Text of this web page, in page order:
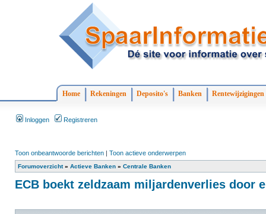
Home Rekeningen Deposito's Banken Rentewijzigingen
Inloggen Registreren
Toon onbeantwoorde berichten | Toon actieve onderwerpen
Forumoverzicht» Actieve Banken » Centrale Banken
ECB boekt zeldzaam miljardenverlies door